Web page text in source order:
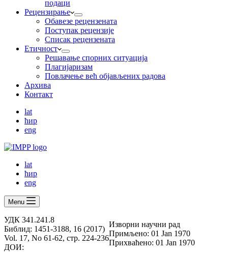
подаци
Рецензирање
Обавезе рецензената
Поступак рецензије
Списак рецензената
Етичност
Рeшaвaњe спорних ситуација
Плагијаризам
Повлачење већ објављених радова
Архива
Контакт
lat
ћир
eng
lat
ћир
eng
Menu
УДК 341.241.8
Библид: 1451-3188, 16 (2017)
Vol. 17, No 61-62, стр. 224-236
ДОИ:
Изворни научни рад
Примљено: 01 Jan 1970
Прихваћено: 01 Jan 1970